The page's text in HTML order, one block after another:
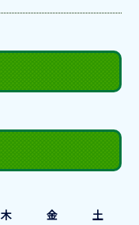
木 金 土